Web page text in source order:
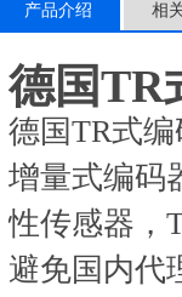
产品介绍 相
德国TR
德国TR式
增量式编码
性传感器，
避免国内代